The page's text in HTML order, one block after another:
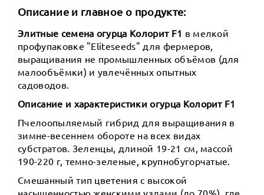
Описание и главное о продукте:
Элитные семена огурца Колорит F1 в мелкой
профупаковке "Eliteseeds" для фермеров,
выращивания не промышленных объёмов (для
малообъёмки) и увлечённых опытных
садоводов.
Описание и характеристики огурца Колорит F1
Пчелоопыляемый гибрид для выращивания в
зимне-весеннем обороте на всех видах
субстратов. Зеленцы, длиной 19-21 см, массой
190-220 г, темно-зеленые, крупнобугорчатые.
Смешанный тип цветения с высокой
насыщенностью женскими узлами (до 70%), где